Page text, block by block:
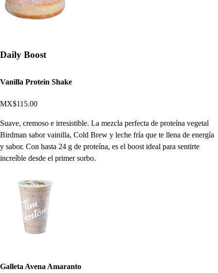
Daily Boost
Vanilla Protein Shake
MX$115.00
Suave, cremoso e irresistible. La mezcla perfecta de proteína vegetal
Birdman sabor vainilla, Cold Brew y leche fría que te llena de energía
y sabor. Con hasta 24 g de proteína, es el boost ideal para sentirte
increíble desde el primer sorbo.
Galleta Avena Amaranto